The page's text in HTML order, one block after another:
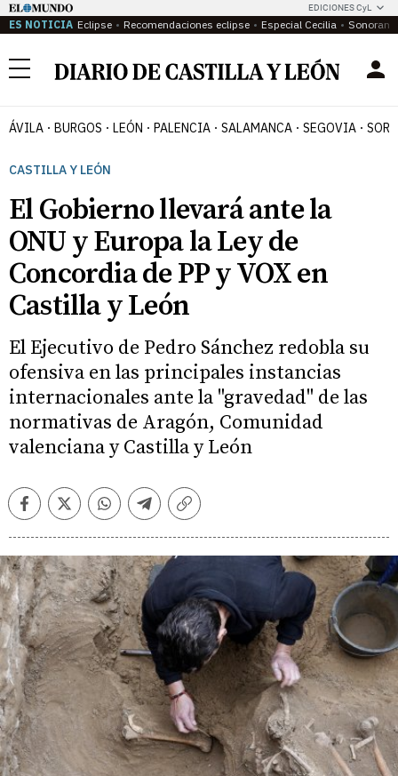
EDICIONES CyL
ES NOTICIA Eclipse Recomendaciones eclipse Especial Cecilia
Menú
ÁVILA BURGOS LEÓN PALENCIA SALAMANCA SEGOVIA
CASTILLA Y LEÓN
El Gobierno llevará ante la
ONU y Europa la Ley de
Concordia de PP y VOX en
Castilla y León
El Ejecutivo de Pedro Sánchez redobla su
ofensiva en las principales instancias
internacionales ante la "gravedad" de las
normativas de Aragón, Comunidad
valenciana y Castilla y León
FacebookTwitterWhatsappTelegramCopiar